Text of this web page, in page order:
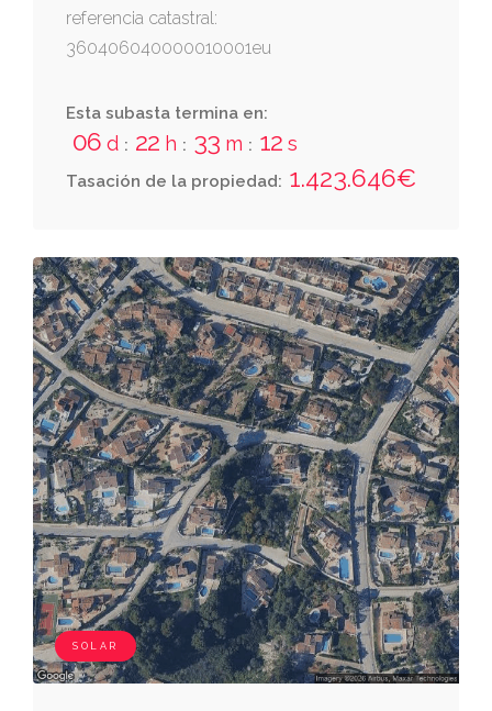
referencia catastral:
360406040000010001eu
Esta subasta termina en:
06 d : 22 h : 33 m : 11 s
Tasación de la propiedad: 1.423.646€
SOLAR